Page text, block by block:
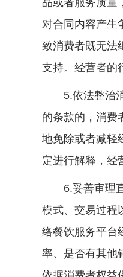
品或者服务质量
对合同内容产生
致消费者既无法
支持。经营者的
5.依法整治消
的条款的，消费
地免除或者减轻
定进行解释，经
6.妥善审理直
模式、交易过程
络餐饮服务平台
率、是否有其他